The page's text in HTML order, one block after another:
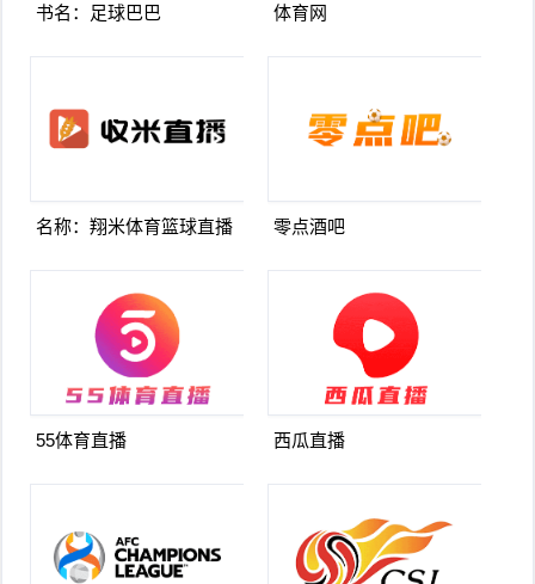
书名：足球巴巴 体育网
名称：翔米体育篮球直播 零点酒吧
55体育直播 西瓜直播